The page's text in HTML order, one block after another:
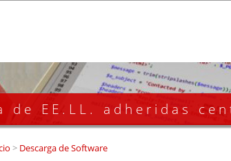
EE.LL. adheridas
>Descarga de Software